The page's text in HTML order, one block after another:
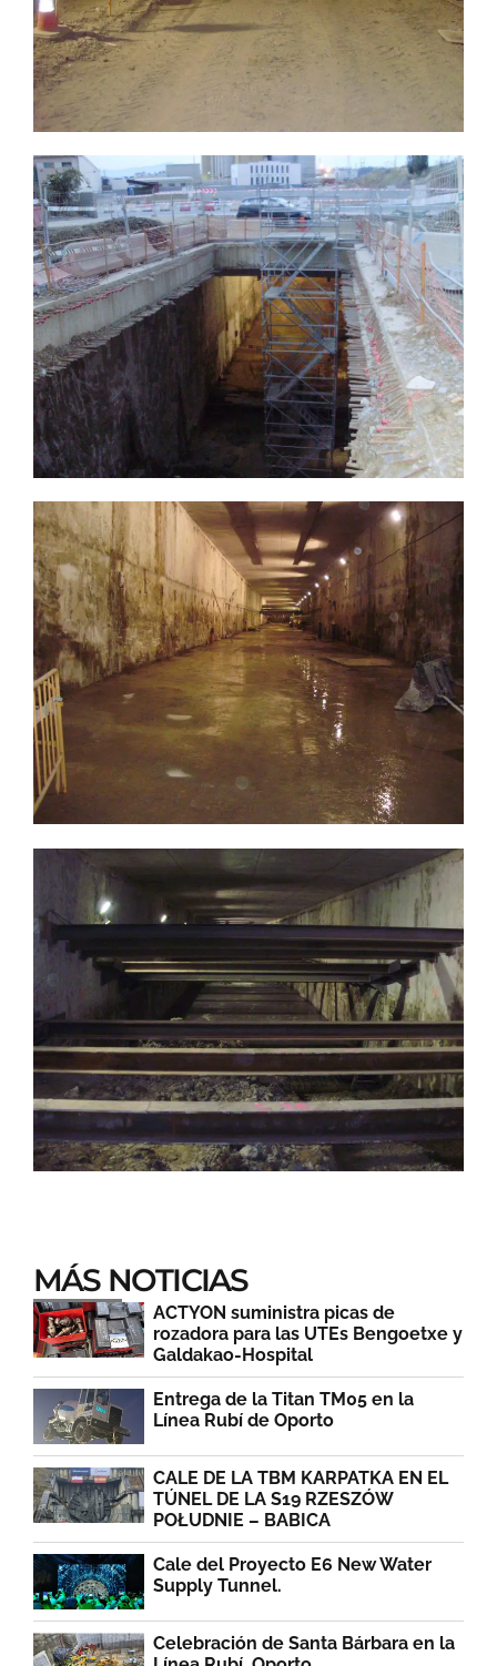
MÁS NOTICIAS
ACTYON suministra picas de
rozadora para las UTEs Bengoetxe y
Galdakao-Hospital
Entrega de la Titan TM05 en la
Línea Rubí de Oporto
CALE DE LA TBM KARPATKA EN EL
TÚNEL DE LA S19 RZESZÓW
POŁUDNIE – BABICA
Cale del Proyecto E6 New Water
Supply Tunnel.
Celebración de Santa Bárbara en la